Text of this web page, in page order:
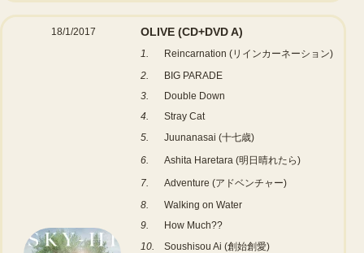
18/1/2017 OLIVE (CD+DVD A)
1.
Reincarnation (リインカーネーション)
2.
BIG PARADE
3.
Double Down
4.
Stray Cat
5.
Juunanasai (十七歳)
6.
Ashita Haretara (明日晴れたら)
7.
Adventure (アドベンチャー)
8.
Walking on Water
9.
How Much??
10.
Soushisou Ai (創始創愛)